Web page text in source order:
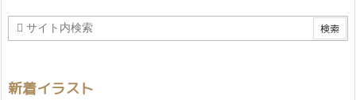
新着イラスト